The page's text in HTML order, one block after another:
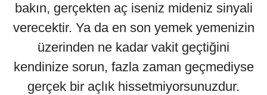
bakın, gerçekten aç iseniz mideniz sinyali
verecektir. Ya da en son yemek yemenizin
üzerinden ne kadar vakit geçtiğini
kendinize sorun, fazla zaman geçmediyse
gerçek bir açlık hissetmiyorsunuzdur.